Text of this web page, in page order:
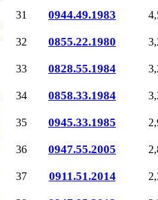
31 0944.49.1983
32 0855.22.1980
33 0828.55.1984
34 0858.33.1984
35 0945.33.1985
36 0947.55.2005
37 0911.51.2014